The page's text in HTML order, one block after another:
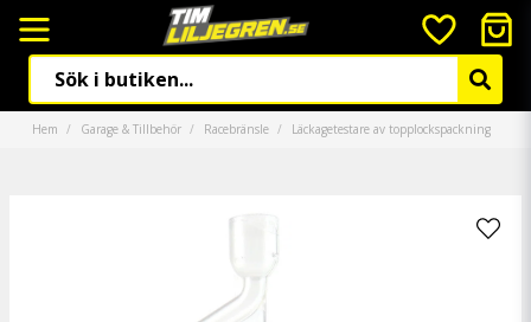
Hem Garage & Tillbehör Racebränsle Läckagetestare av topplockspackning